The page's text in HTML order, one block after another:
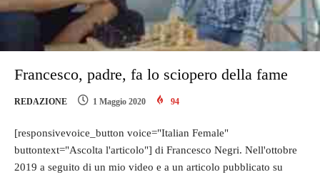
Francesco, padre, fa lo sciopero della fame
REDAZIONE 1 Maggio 2020 94
[responsivevoice_button voice="Italian Female"
buttontext="Ascolta l'articolo"] di Francesco Negri. Nell'ottobre
2019 a seguito di un mio video e a un articolo pubblicato su